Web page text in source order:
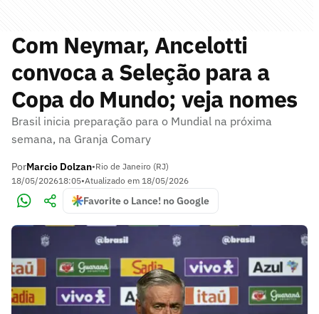
Com Neymar, Ancelotti
convoca a Seleção para a
Copa do Mundo; veja nomes
Brasil inicia preparação para o Mundial na próxima
semana, na Granja Comary
PorMarcio Dolzan•Rio de Janeiro (RJ)
18/05/202618:05•Atualizado em 18/05/2026
Favorite o Lance! no Google